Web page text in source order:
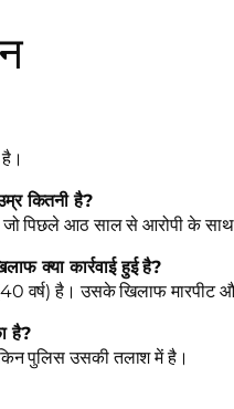
कितनी है?
जो पिछले आठ साल से आरोपी के साथ
क्या कार्रवाई हुई है?
वर्ष) है। उसके खिलाफ मारपीट
है?
पुलिस उसकी तलाश में है।